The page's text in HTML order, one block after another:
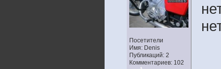
Посетители
Имя: Denis
Публикаций: 2
Комментариев: 102